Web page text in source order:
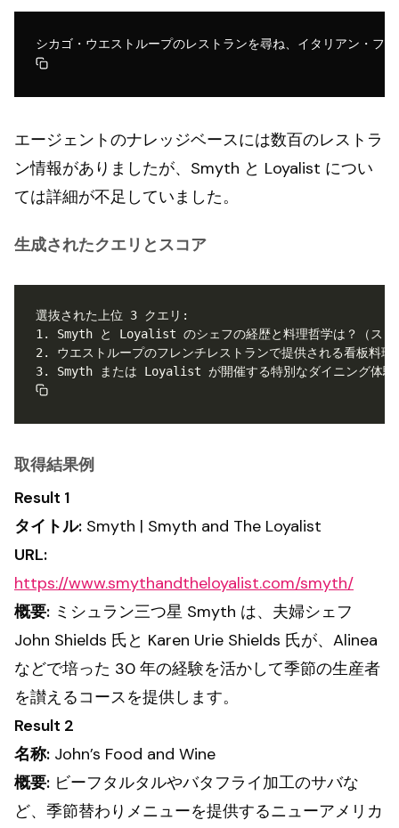
エージェントのナレッジベースには数百のレストラ
ン情報がありましたが、Smyth と Loyalist につい
ては詳細が不足していました。
生成されたクエリとスコア
取得結果例
Result 1
タイトル: Smyth | Smyth and The Loyalist
URL:
https://www.smythandtheloyalist.com/smyth/
概要: ミシュラン三つ星 Smyth は、夫婦シェフ
John Shields 氏と Karen Urie Shields 氏が、Alinea
などで培った 30 年の経験を活かして季節の生産者
を讃えるコースを提供します。
Result 2
名称: John’s Food and Wine
概要: ビーフタルタルやバタフライ加工のサバな
ど、季節替わりメニューを提供するニューアメリカ